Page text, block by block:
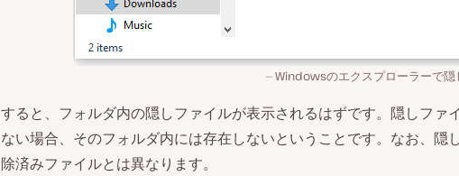
Windowsのエクスプローラーで隠
すると、フォルダ内の隠しファイルが表示されるはずです。隠しファ
ない場合、そのフォルダ内には存在しないということです。なお、隠
除済みファイルとは異なります。